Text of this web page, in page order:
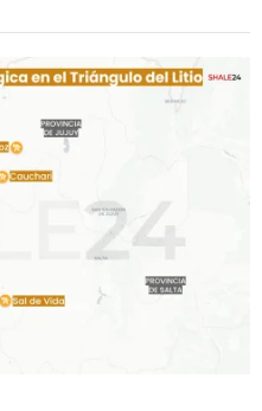
directa